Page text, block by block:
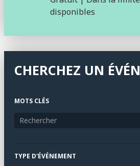
disponibles
CHERCHEZ UN
MOTS CLÉS
TYPE D'ÉVÉNEMENT